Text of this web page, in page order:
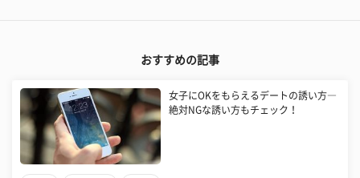
おすすめの記事
女子にOKをもらえるデートの誘い方―
絶対NGな誘い方もチェック！